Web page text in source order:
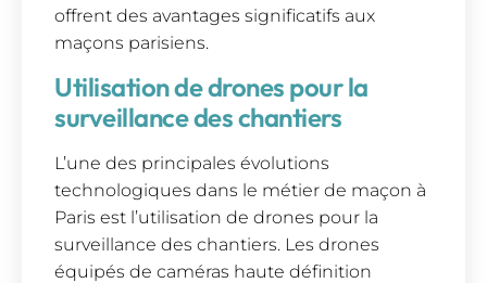
offrent des avantages significatifs aux
maçons parisiens.
Utilisation de drones pour la
surveillance des chantiers
L’une des principales évolutions
technologiques dans le métier de maçon à
Paris est l’utilisation de drones pour la
surveillance des chantiers. Les drones
équipés de caméras haute définition